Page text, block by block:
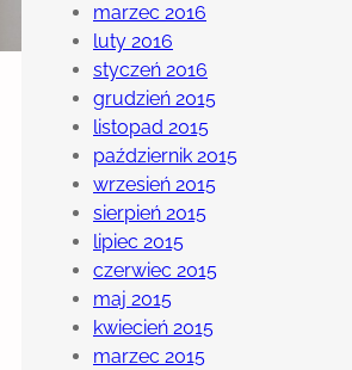
marzec 2016
luty 2016
styczeń 2016
grudzień 2015
listopad 2015
październik 2015
wrzesień 2015
sierpień 2015
lipiec 2015
czerwiec 2015
maj 2015
kwiecień 2015
marzec 2015